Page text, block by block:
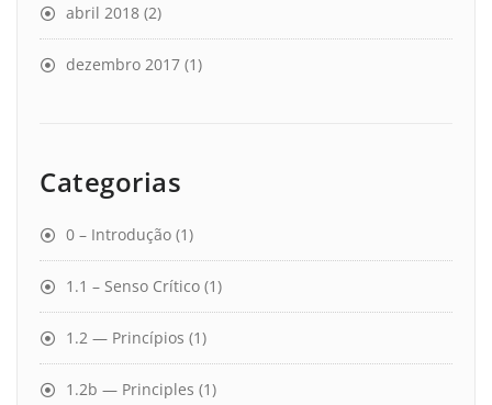
abril 2018 (2)
dezembro 2017 (1)
Categorias
0 – Introdução (1)
1.1 – Senso Crítico (1)
1.2 — Princípios (1)
1.2b — Principles (1)